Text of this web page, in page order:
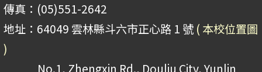
傳真：(05)551-2642
地址：64049 雲林縣斗六市正心路 1 號 ( 本校位置圖
)
No.1, Zhengxin Rd., Douliu City, Yunlin